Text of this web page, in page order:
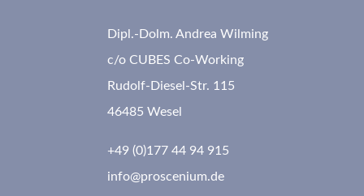
Dipl.-Dolm. Andrea Wilming
c/o CUBES Co-Working
Rudolf-Diesel-Str. 115
46485 Wesel
+49 (0)177 44 94 915
info@proscenium.de